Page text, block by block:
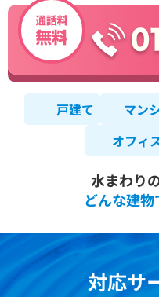
戸建て マン
オフィ
水まわり
どんな建物
対応サ